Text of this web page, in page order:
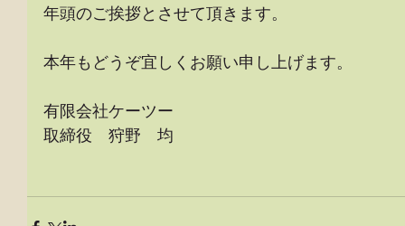
年頭のご挨拶とさせて頂きます。
本年もどうぞ宜しくお願い申し上げます。
有限会社ケーツー
取締役　狩野　均